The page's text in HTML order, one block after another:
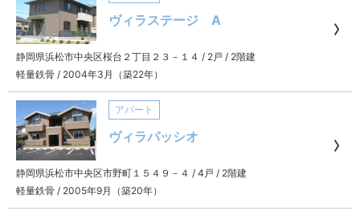
ヴィラステージ A
静岡県浜松市中央区桜台２丁目２３－１４ / 2戸 / 2階建
軽量鉄骨 / 2004年3月（築22年）
アパート
ヴィラパッシオ
静岡県浜松市中央区市野町１５４９－４ / 4戸 / 2階建
軽量鉄骨 / 2005年9月（築20年）